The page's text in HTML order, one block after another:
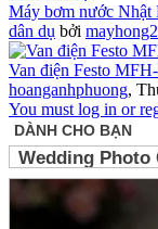
Máy bơm nước Nhật
dân dụ bởi
Van điện Festo
hoanganhphuong,
You must log in or